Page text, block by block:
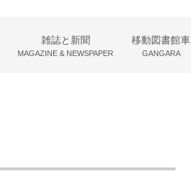
雑誌と新聞
MAGAZINE & NEWSPAPER
移動図書館車
GANGARA